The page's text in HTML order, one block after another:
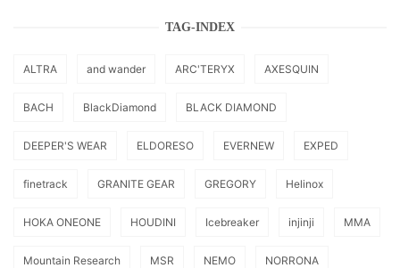
TAG-INDEX
ALTRA and wander ARC'TERYX AXESQUIN
BACH BlackDiamond BLACK DIAMOND
DEEPER'S WEAR ELDORESO EVERNEW EXPED
finetrack GRANITE GEAR GREGORY Helinox
HOKA ONEONE HOUDINI Icebreaker injinji MMA
Mountain Research MSR NEMO NORRONA